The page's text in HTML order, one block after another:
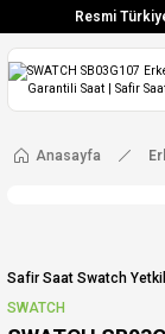
Resmi
Anasayfa
Safir Saat Swatch Yetkili
SWATCH